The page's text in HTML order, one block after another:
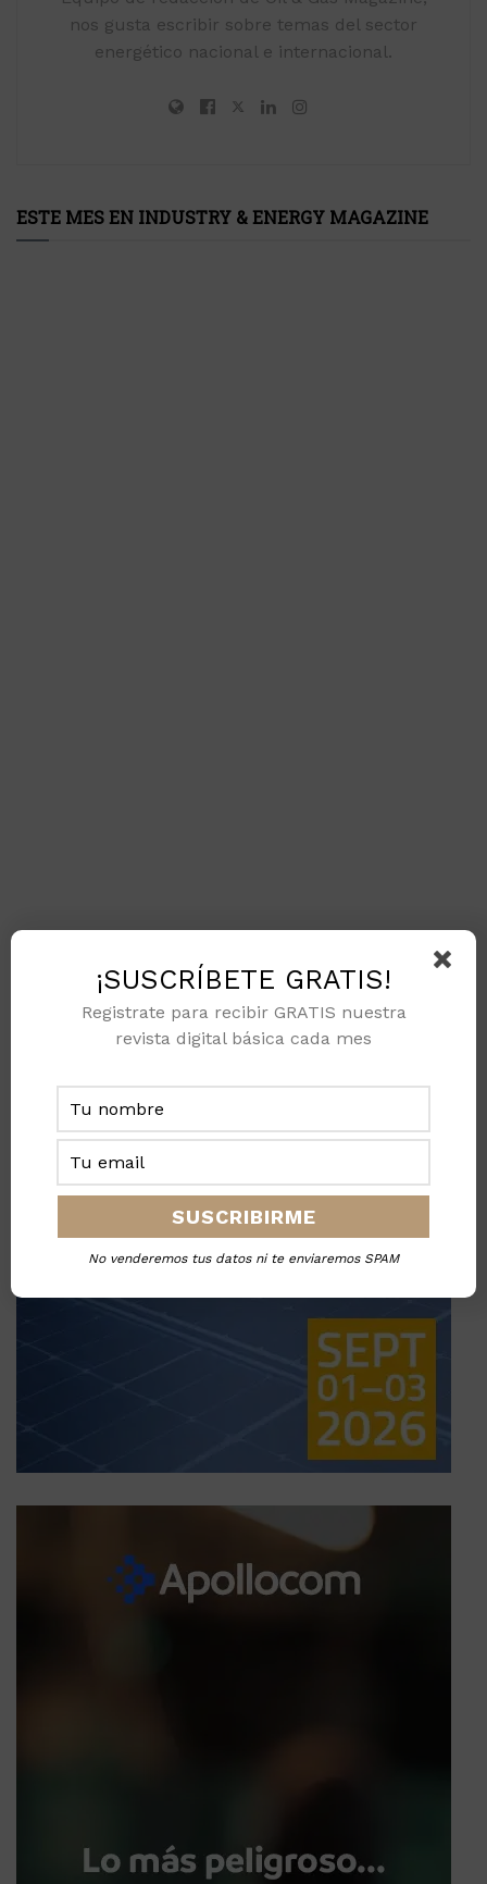
nos gusta escribir sobre temas del sector
energético nacional e internacional.
ESTE MES EN INDUSTRY & ENERGY MAGAZINE
¡SUSCRÍBETE GRATIS!
Registrate para recibir GRATIS nuestra
revista digital básica cada mes
No venderemos tus datos ni te enviaremos SPAM